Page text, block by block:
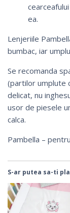
ea.
Lenjeriile
bumbac, iar
Se recomanda
(partilor umplute
delicat, nu
usor de piesele
calca.
Pambella –
S-ar putea sa-ti